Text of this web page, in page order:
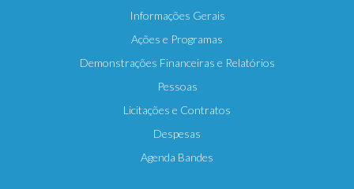
Informações Gerais
Ações e Programas
Demonstrações Financeiras e Relatórios
Pessoas
Licitações e Contratos
Despesas
Agenda Bandes